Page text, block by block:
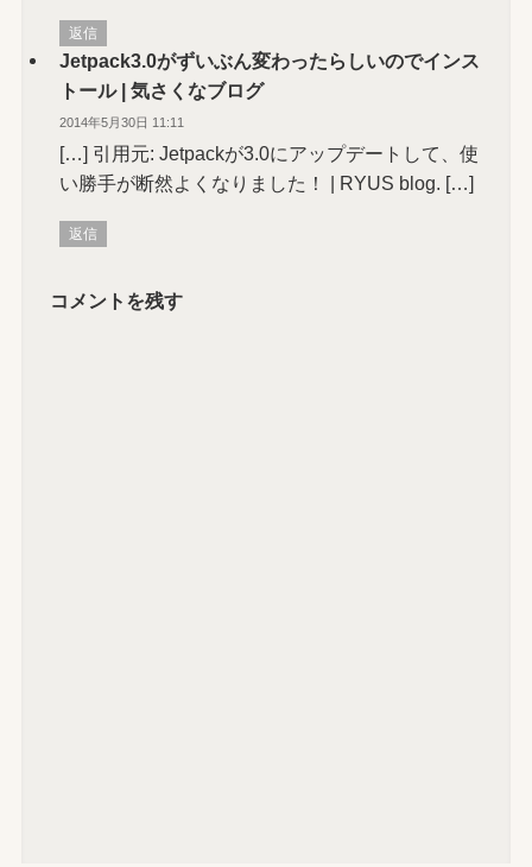
返信
Jetpack3.0がずいぶん変わったらしいのでインス
トール | 気さくなブログ
2014年5月30日 11:11
[…] 引用元: Jetpackが3.0にアップデートして、使
い勝手が断然よくなりました！ | RYUS blog. […]
返信
コメントを残す